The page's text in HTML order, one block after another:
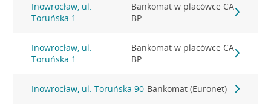
Inowrocław, ul.
Toruńska 1
Bankomat w placówce CA
BP
Inowrocław, ul.
Toruńska 1
Bankomat w placówce CA
BP
Inowrocław, ul. Toruńska 90 Bankomat (Euronet)